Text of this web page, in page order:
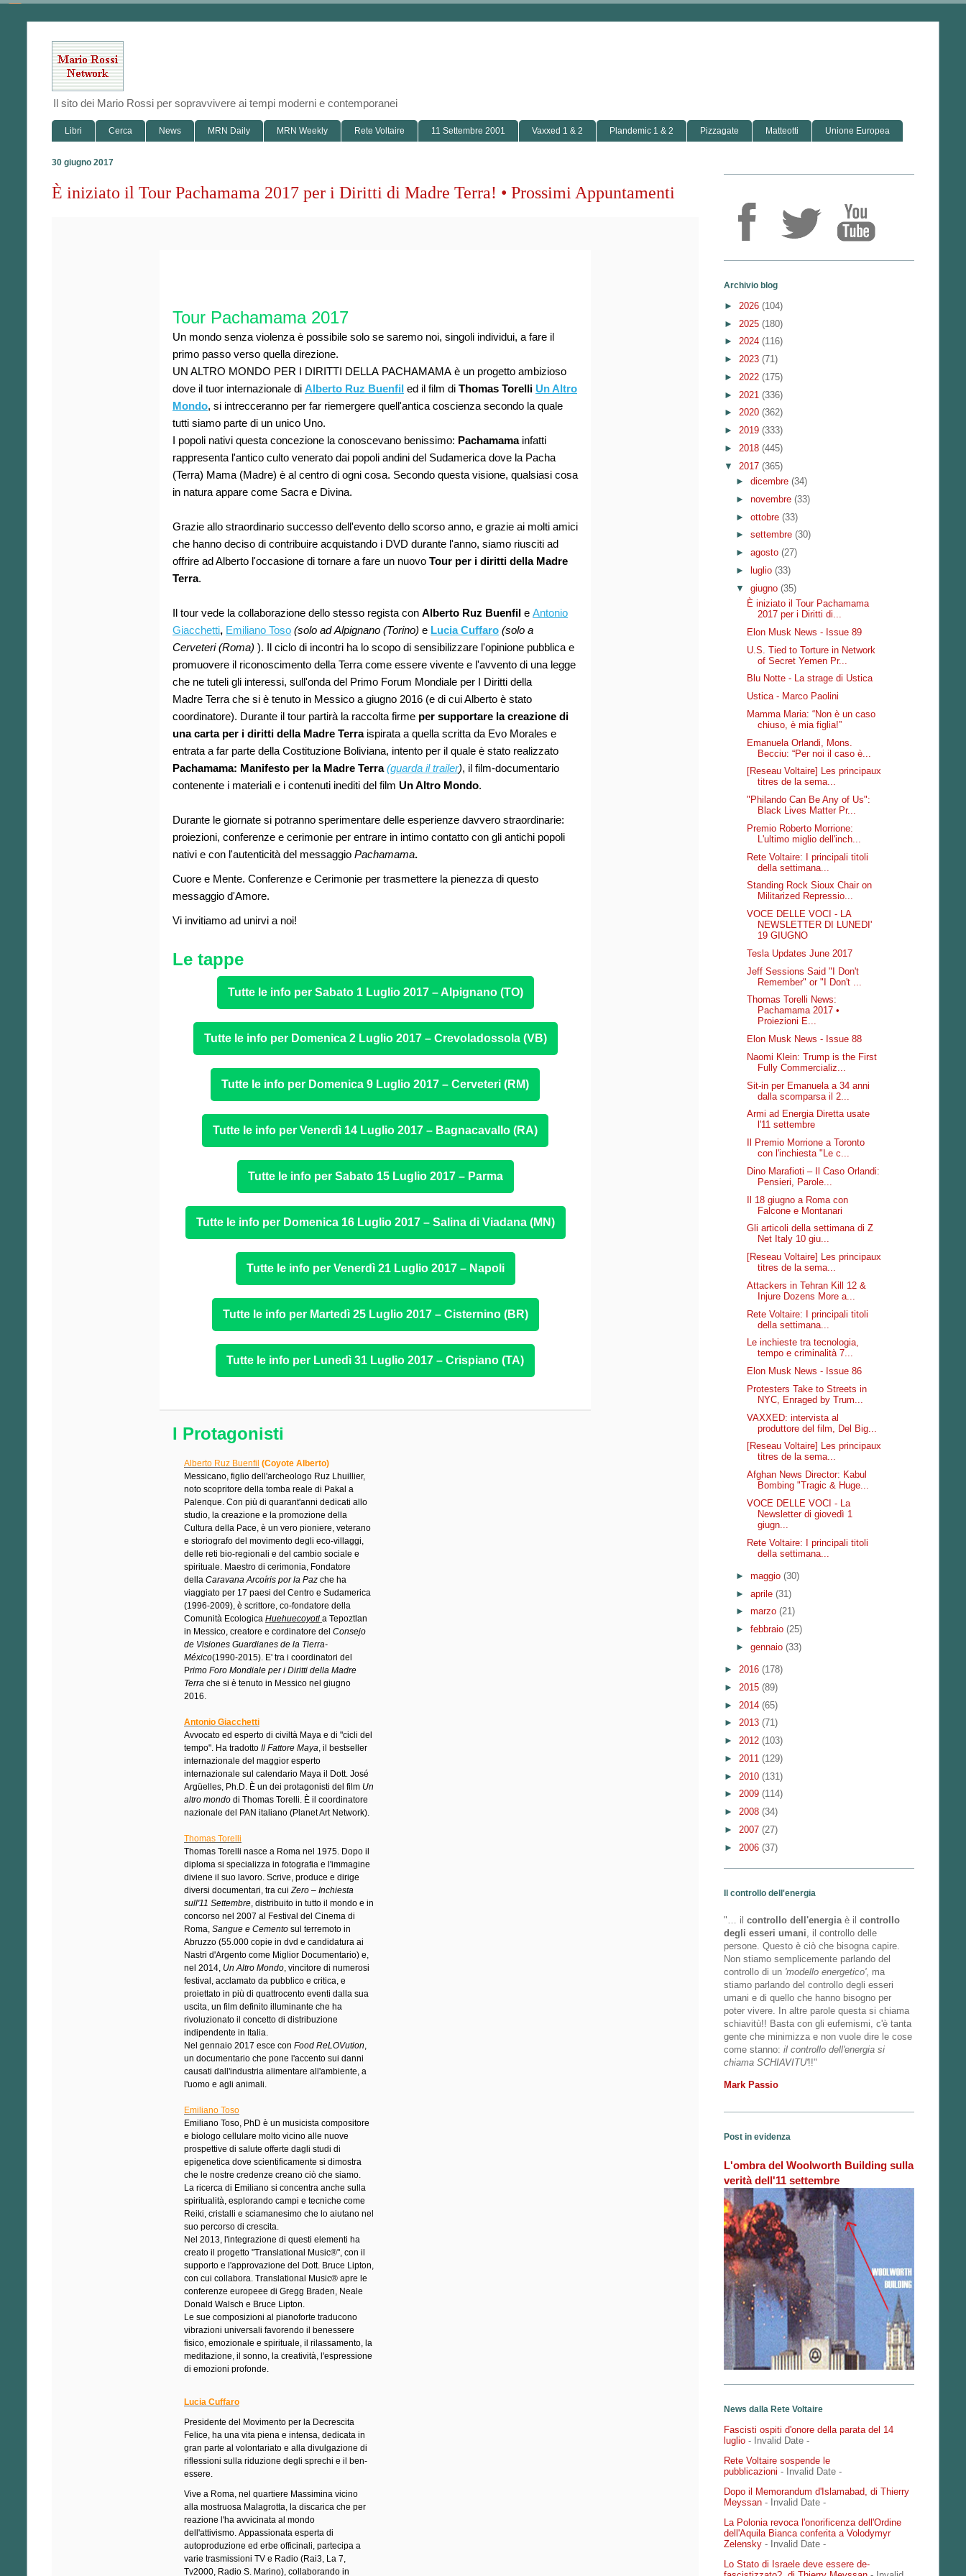
Il sito dei Mario Rossi per sopravvivere ai tempi moderni e contemporanei
Libri Cerca News MRN Daily MRN Weekly Rete Voltaire 11 Settembre 2001 Vaxxed 1 & 2 Plandemic 1 & 2 Pizzagate Matteotti Unione Europea
30 giugno 2017
È iniziato il Tour Pachamama 2017 per i Diritti di Madre Terra! • Prossimi Appuntamenti
Tour Pachamama 2017
Un mondo senza violenza è possibile solo se saremo noi, singoli individui, a fare il
primo passo verso quella direzione.
UN ALTRO MONDO PER I DIRITTI DELLA PACHAMAMA è un progetto ambizioso
dove il tuor internazionale di Alberto Ruz Buenfil ed il film di Thomas Torelli Un Altro
Mondo, si intrecceranno per far riemergere quell'antica coscienza secondo la quale
tutti siamo parte di un unico Uno.
I popoli nativi questa concezione la conoscevano benissimo: Pachamamainfatti
rappresenta l'antico culto venerato dai popoli andini del Sudamerica dove la Pacha
(Terra) Mama (Madre) è al centro di ogni cosa. Secondo questa visione, qualsiasi cosa
in natura appare come Sacra e Divina.
Grazie allo straordinario successo dell'evento dello scorso anno, e grazie ai molti amici
che hanno deciso di contribuire acquistando i DVD durante l'anno, siamo riusciti ad
offrire ad Alberto l'occasione di tornare a fare un nuovo Tour per i diritti della Madre
Terra.
Il tour vede la collaborazione dello stesso regista con Alberto Ruz Buenfil e Antonio
Giacchetti, Emiliano Toso (solo ad Alpignano (Torino) e Lucia Cuffaro (solo a
Cerveteri (Roma) ). Il ciclo di incontri ha lo scopo di sensibilizzare l'opinione pubblica e
promuovere il riconoscimento della Terra come essere vivente e l'avvento di una legge
che ne tuteli gli interessi, sull'onda del Primo Forum Mondiale per I Diritti della
Madre Terra che si è tenuto in Messico a giugno 2016 (e di cui Alberto è stato
coordinatore). Durante il tour partirà la raccolta firme per supportare la creazione di
una carta per i diritti della Madre Terra ispirata a quella scritta da Evo Morales e
entrata a far parte della Costituzione Boliviana, intento per il quale è stato realizzato
Pachamama: Manifesto per la Madre Terra(guarda il trailer), il film-documentario
contenente i materiali e i contenuti inediti del film Un Altro Mondo.
Durante le giornate si potranno sperimentare delle esperienze davvero straordinarie:
proiezioni, conferenze e cerimonie per entrare in intimo contatto con gli antichi popoli
nativi e con l'autenticità del messaggio Pachamama.
Cuore e Mente. Conferenze e Cerimonie per trasmettere la pienezza di questo
messaggio d'Amore.
Vi invitiamo ad unirvi a noi!
Le tappe
Tutte le info per Sabato 1 Luglio 2017 – Alpignano (TO)
Tutte le info per Domenica 2 Luglio 2017 – Crevoladossola (VB)
Tutte le info per Domenica 9 Luglio 2017 – Cerveteri (RM)
Tutte le info per Venerdì 14 Luglio 2017 – Bagnacavallo (RA)
Tutte le info per Sabato 15 Luglio 2017 – Parma
Tutte le info per Domenica 16 Luglio 2017 – Salina di Viadana (MN)
Tutte le info per Venerdì 21 Luglio 2017 – Napoli
Tutte le info per Martedì 25 Luglio 2017 – Cisternino (BR)
Tutte le info per Lunedì 31 Luglio 2017 – Crispiano (TA)
I Protagonisti
Alberto Ruz Buenfil (Coyote Alberto)
Messicano, figlio dell'archeologo Ruz Lhuillier,
noto scopritore della tomba reale di Pakal a
Palenque. Con più di quarant'anni dedicati allo
studio, la creazione e la promozione della
Cultura della Pace, è un vero pioniere, veterano
e storiografo del movimento degli eco-villaggi,
delle reti bio-regionali e del cambio sociale e
spirituale. Maestro di cerimonia, Fondatore
della Caravana Arcoíris por la Paz che ha
viaggiato per 17 paesi del Centro e Sudamerica
(1996-2009), è scrittore, co-fondatore della
Comunità Ecologica Huehuecoyotl a Tepoztlan
in Messico, creatore e cordinatore del Consejo
de Visiones Guardianes de la Tierra-
México(1990-2015). E' tra i coordinatori del
Primo Foro Mondiale per i Diritti della Madre
Terra che si è tenuto in Messico nel giugno
2016.
Antonio Giacchetti
Avvocato ed esperto di civiltà Maya e di "cicli del
tempo". Ha tradotto Il Fattore Maya , il bestseller
internazionale del maggior esperto
internazionale sul calendario Maya il Dott. José
Argüelles, Ph.D. È un dei protagonisti del film Un
altro mondo di Thomas Torelli. È il coordinatore
nazionale del PAN italiano (Planet Art Network).
Thomas Torelli
Thomas Torelli nasce a Roma nel 1975. Dopo il
diploma si specializza in fotografia e l'immagine
diviene il suo lavoro. Scrive, produce e dirige
diversi documentari, tra cui Zero – Inchiesta
sull'11 Settembre , distribuito in tutto il mondo e in
concorso nel 2007 al Festival del Cinema di
Roma, Sangue e Cemento sul terremoto in
Abruzzo (55.000 copie in dvd e candidatura ai
Nastri d'Argento come Miglior Documentario) e,
nel 2014, Un Altro Mondo , vincitore di numerosi
festival, acclamato da pubblico e critica, e
proiettato in più di quattrocento eventi dalla sua
uscita, un film definito illuminante che ha
rivoluzionato il concetto di distribuzione
indipendente in Italia.
Nel gennaio 2017 esce con Food ReLOVution
un documentario che pone l'accento sui danni
causati dall'industria alimentare all'ambiente, a
l'uomo e agli animali.
Emiliano Toso
Emiliano Toso, PhD è un musicista compositore
e biologo cellulare molto vicino alle nuove
prospettive di salute offerte dagli studi di
epigenetica dove scientificamente si dimostra
che le nostre credenze creano ciò che siamo.
La ricerca di Emiliano si concentra anche sulla
spiritualità, esplorando campi e tecniche come
Reiki, cristalli e sciamanesimo che lo aiutano nel
suo percorso di crescita.
Nel 2013, l'integrazione di questi elementi ha
creato il progetto "Translational Music®", con il
supporto e l'approvazione del Dott. Bruce Lipton,
con cui collabora. Translational Music® apre le
conferenze europeee di Gregg Braden, Neale
Donald Walsch e Bruce Lipton.
Le sue composizioni al pianoforte traducono
vibrazioni universali favorendo il benessere
fisico, emozionale e spirituale, il rilassamento, la
meditazione, il sonno, la creatività, l'espressione
di emozioni profonde.
Lucia Cuffaro
Presidente del Movimento per la Decrescita
Felice, ha una vita piena e intensa, dedicata in
gran parte al volontariato e alla divulgazione di
riflessioni sulla riduzione degli sprechi e il ben-
essere.
Vive a Roma, nel quartiere Massimina vicino
alla mostruosa Malagrotta, la discarica che per
reazione l'ha avvicinata al mondo
dell'attivismo. Appassionata esperta di
autoproduzione ed erbe officinali, partecipa a
varie trasmissioni TV e Radio (Rai3, La 7,
Tv2000, Radio S. Marino), collaborando in
Archivio blog
► 2026 (104)
► 2025 (180)
► 2024 (116)
► 2023 (71)
► 2022 (175)
► 2021 (336)
► 2020 (362)
► 2019 (333)
► 2018 (445)
▼ 2017 (365)
► dicembre (34)
► novembre (33)
► ottobre (33)
► settembre (30)
► agosto (27)
►
luglio (33)
▼ giugno (35)
È iniziato il Tour Pachamama
2017 per i Diritti di...
Elon Musk News - Issue 89
U.S. Tied to Torture in Network
of Secret Yemen Pr...
Blu Notte - La strage di Ustica
Ustica - Marco Paolini
Mamma Maria: “Non è un caso
chiuso, è mia figlia!”
Emanuela Orlandi, Mons.
Becciu: “Per noi il caso è...
[Reseau Voltaire] Les principaux
titres de la sema...
"Philando Can Be Any of Us":
Black Lives Matter Pr...
Premio Roberto Morrione:
L'ultimo miglio dell'inch...
Rete Voltaire: I principali titoli
della settimana...
Standing Rock Sioux Chair on
Militarized Repressio...
VOCE DELLE VOCI - LA
NEWSLETTER DI LUNEDI'
19 GIUGNO
Tesla Updates June 2017
Jeff Sessions Said "I Don't
Remember" or "I Don't ...
Thomas Torelli News:
Pachamama 2017 •
Proiezioni E...
Elon Musk News - Issue 88
Naomi Klein: Trump is the First
Fully Commercializ...
Sit-in per Emanuela a 34 anni
dalla scomparsa il 2...
Armi ad Energia Diretta usate
l'11 settembre
Il Premio Morrione a Toronto
con l'inchiesta "Le c...
Dino Marafioti – Il Caso Orlandi:
Pensieri, Parole...
Il 18 giugno a Roma con
Falcone e Montanari
Gli articoli della settimana di Z
Net Italy 10 giu...
[Reseau Voltaire] Les principaux
titres de la sema...
Attackers in Tehran Kill 12 &
Injure Dozens More a...
Rete Voltaire: I principali titoli
della settimana...
Le inchieste tra tecnologia,
tempo e criminalità 7...
Elon Musk News - Issue 86
Protesters Take to Streets in
NYC, Enraged by Trum...
VAXXED: intervista al
produttore del film, Del Big...
[Reseau Voltaire] Les principaux
titres de la sema...
Afghan News Director: Kabul
Bombing "Tragic & Huge...
VOCE DELLE VOCI - La
Newsletter di giovedì 1
giugn...
Rete Voltaire: I principali titoli
della settimana...
► maggio (30)
► aprile (31)
► marzo (21)
► febbraio (25)
► gennaio (33)
► 2016 (178)
► 2015 (89)
► 2014 (65)
► 2013 (71)
► 2012 (103)
► 2011 (129)
► 2010 (131)
► 2009 (114)
► 2008 (34)
► 2007 (27)
► 2006 (37)
Il controllo dell'energia
"… il controllo dell'energiaè il controllo
degli esseri umani, il controllo delle
persone. Questo è ciò che bisogna capire.
Non stiamo semplicemente parlando del
controllo di un 'modello energetico', ma
stiamo parlando del controllo degli esseri
umani e di quello che hanno bisogno per
poter vivere. In altre parole questa si chiama
schiavitù!! Basta con gli eufemismi, c'è tanta
gente che minimizza e non vuole dire le cose
come stanno: il controllo dell'energia si
chiama SCHIAVITU'!!"
Mark Passio
Post in evidenza
L'ombra del Woolworth Building sulla
verità dell'11 settembre
News dalla Rete Voltaire
Fascisti ospiti d'onore della parata del 14
luglio - Invalid Date -
Rete Voltaire sospende le
pubblicazioni - Invalid Date -
Dopo il Memorandum d'Islamabad, di Thierry
Meyssan - Invalid Date -
La Polonia revoca l'onorificenza dell'Ordine
dell'Aquila Bianca conferita a Volodymyr
Zelensky - Invalid Date -
Lo Stato di Israele deve essere de-